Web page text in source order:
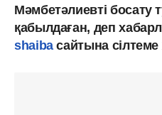
Мәмбетәлиевті босату
қабылдаған, деп
shaibaсайтына